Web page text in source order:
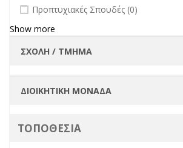
undefined
Προπτυχιακές Σπουδές (0)
Show more
ΤΟΠΟΘΕΣΙΑ